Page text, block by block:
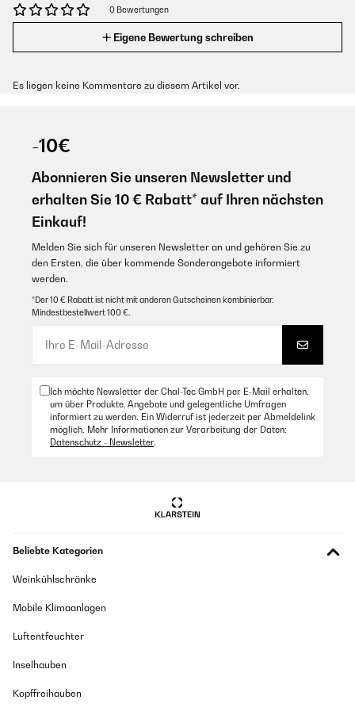
0 Bewertungen
Eigene Bewertung schreiben
Es liegen keine Kommentare zu diesem Artikel vor.
-10€
Abonnieren Sie unseren Newsletter und
erhalten Sie 10 € Rabatt* auf Ihren nächsten
Einkauf!
Melden Sie sich für unseren Newsletter an und gehören Sie zu
den Ersten, die über kommende Sonderangebote informiert
werden.
*Der 10 € Rabatt ist nicht mit anderen Gutscheinen kombinierbar.
Mindestbestellwert 100 €.
Ich möchte Newsletter der Chal-Tec GmbH per E-Mail erhalten,
um über Produkte, Angebote und gelegentliche Umfragen
informiert zu werden. Ein Widerruf ist jederzeit per Abmeldelink
möglich. Mehr Informationen zur Verarbeitung der Daten:
Datenschutz - Newsletter.
Beliebte Kategorien
Weinkühlschränke
Mobile Klimaanlagen
Luftentfeuchter
Inselhauben
Kopffreihauben